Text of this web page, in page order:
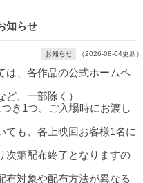
知らせ
お知らせ （2026-08-04更新）
は、各作品の公式ホームペ
、一部除く）
き1つ、ご入場時にお渡し
も、各上映回お客様1名に
次第配布終了となりますの
対象や配布方法が異なる